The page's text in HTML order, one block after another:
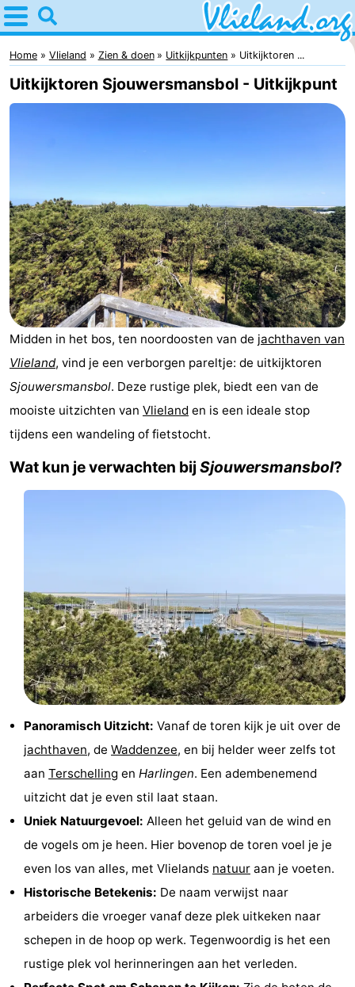
Home
Vlieland
Tips
Overnachten
Appartementen
-
Vlieduyn
Campings
Hotels
minutes
Strand
Zien
Monumenten
Uitkijkpunten
Attracties
Rondvaarten
Speeltuinen
Natuur
Rondleidingen
Sporten
Fietsen
Wandelen
Paardrijden
Wadlopen
Dokter
Home Vlieland Zien & doen Uitkijkpunten Uitkijktoren ...
Uitkijktoren Sjouwersmansbol - Uitkijkpunt
Midden in het bos, ten noordoosten van de jachthaven van
Vlieland, vind je een verborgen pareltje: de uitkijktoren
Sjouwersmansbol. Deze rustige plek, biedt een van de
mooiste uitzichten van Vlieland en is een ideale stop
tijdens een wandeling of fietstocht.
Wat kun je verwachten bij Sjouwersmansbol?
Panoramisch Uitzicht: Vanaf de toren kijk je uit over de
jachthaven, de Waddenzee, en bij helder weer zelfs tot
aan Terschelling en Harlingen. Een adembenemend
uitzicht dat je even stil laat staan.
Uniek Natuurgevoel: Alleen het geluid van de wind en
de vogels om je heen. Hier bovenop de toren voel je je
even los van alles, met Vlielands natuur aan je voeten.
Historische Betekenis: De naam verwijst naar
arbeiders die vroeger vanaf deze plek uitkeken naar
schepen in de hoop op werk. Tegenwoordig is het een
rustige plek vol herinneringen aan het verleden.